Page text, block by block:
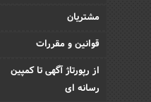
مشتریان
قوانین و مقررات
از رپورتاژ آگهی تا کمپین
رسانه ای